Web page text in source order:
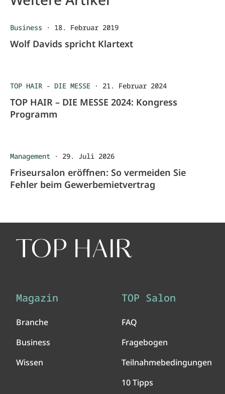
Business · 18. Februar 2019
Wolf Davids spricht Klartext
TOP HAIR - DIE MESSE · 21. Februar 2024
TOP HAIR – DIE MESSE 2024: Kongress
Programm
Management · 29. Juli 2026
Friseursalon eröffnen: So vermeiden Sie
Fehler beim Gewerbemietvertrag
Magazin
Branche
Business
Wissen
TOP Salon
FAQ
Fragebogen
Teilnahmebedingungen
10 Tipps